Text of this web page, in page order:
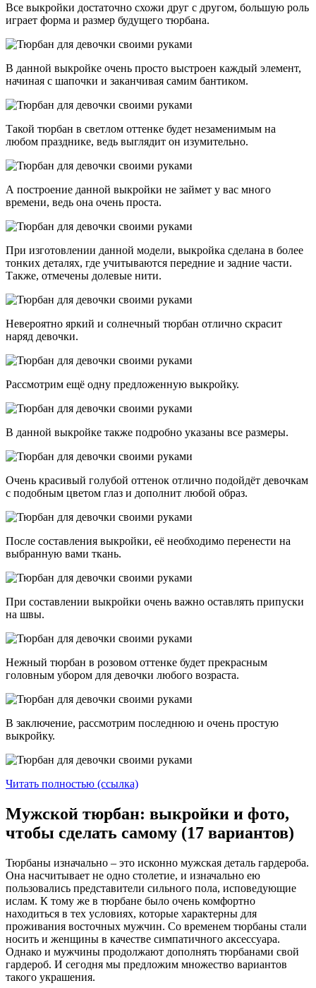
Все выкройки достаточно схожи друг с другом, большую роль
играет форма и размер будущего тюрбана.
В данной выкройке очень просто выстроен каждый элемент,
начиная с шапочки и заканчивая самим бантиком.
Такой тюрбан в светлом оттенке будет незаменимым на
любом празднике, ведь выглядит он изумительно.
А построение данной выкройки не займет у вас много
времени, ведь она очень проста.
При изготовлении данной модели, выкройка сделана в более
тонких деталях, где учитываются передние и задние части.
Также, отмечены долевые нити.
Невероятно яркий и солнечный тюрбан отлично скрасит
наряд девочки.
Рассмотрим ещё одну предложенную выкройку.
В данной выкройке также подробно указаны все размеры.
Очень красивый голубой оттенок отлично подойдёт девочкам
с подобным цветом глаз и дополнит любой образ.
После составления выкройки, её необходимо перенести на
выбранную вами ткань.
При составлении выкройки очень важно оставлять припуски
на швы.
Нежный тюрбан в розовом оттенке будет прекрасным
головным убором для девочки любого возраста.
В заключение, рассмотрим последнюю и очень простую
выкройку.
Читать полностью (ссылка)
Мужской тюрбан: выкройки и фото,
чтобы сделать самому (17 вариантов)
Тюрбаны изначально – это исконно мужская деталь гардероба.
Она насчитывает не одно столетие, и изначально ею
пользовались представители сильного пола, исповедующие
ислам. К тому же в тюрбане было очень комфортно
находиться в тех условиях, которые характерны для
проживания восточных мужчин. Со временем тюрбаны стали
носить и женщины в качестве симпатичного аксессуара.
Однако и мужчины продолжают дополнять тюрбанами свой
гардероб. И сегодня мы предложим множество вариантов
такого украшения.